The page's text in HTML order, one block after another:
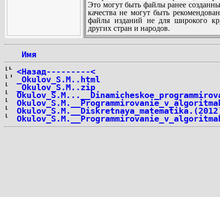
Это могут быть файлы ранее
качества не могут быть
файлы изданий не для широкого
других стран и народов.
Имя
<Назад---------<
_Okulov_S.M..html
_Okulov_S.M..zip